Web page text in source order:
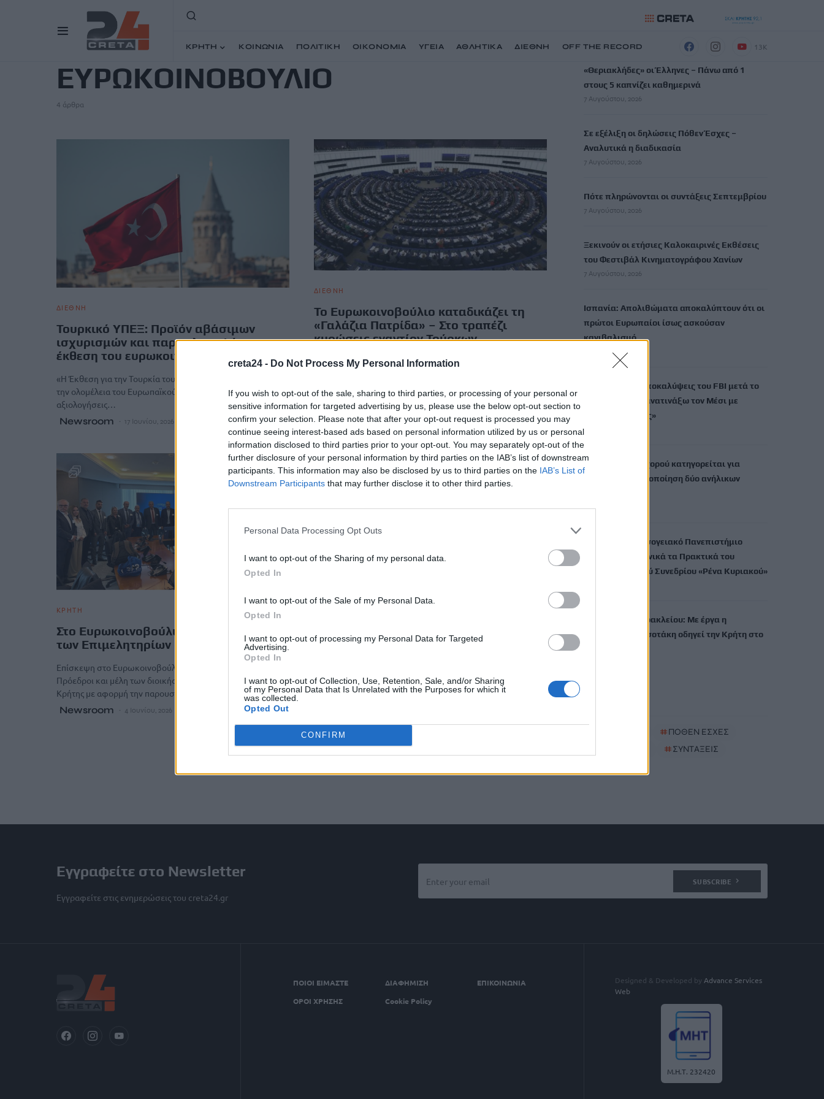
creta24 - Do Not Process My Personal Information
If you wish to opt-out of the sale, sharing to third parties, or processing of your personal or
sensitive information for targeted advertising by us, please use the below opt-out section to
confirm your selection. Please note that after your opt-out request is processed you may
continue seeing interest-based ads based on personal information utilized by us or personal
information disclosed to third parties prior to your opt-out. You may separately opt-out of the
further disclosure of your personal information by third parties on the IAB’s list of downstream
participants. This information may also be disclosed by us to third parties on the IAB’s List of
Downstream Participants that may further disclose it to other third parties.
Personal Data Processing Opt Outs
I want to opt-out of the Sharing of my personal data.
Opted In
I want to opt-out of the Sale of my Personal Data.
Opted In
I want to opt-out of processing my Personal Data for Targeted
Advertising.
Opted In
I want to opt-out of Collection, Use, Retention, Sale, and/or Sharing
of my Personal Data that Is Unrelated with the Purposes for which it
was collected.
Opted Out
CONFIRM
ΚΡΗΤΗ ΚΟΙΝΩΝΙΑ ΠΟΛΙΤΙΚΗ ΟΙΚΟΝΟΜΙΑ ΥΓΕΙΑ ΑΘΛΗΤΙΚΑ ΔΙΕΘΝΗ OFF THE RECORD 13K
ΕΥΡΩΚΟΙΝΟΒΟΥΛΙΟ
4 άρθρα
ΔΙΕΘΝΗ
Τουρκικό ΥΠΕΞ: Προϊόν αβάσιμων
ισχυρισμών και παραπληροφόρησης η
έκθεση του ευρωκοινοβουλίου
«Η Έκθεση για την Τουρκία του 2025, η οποία εγκρίθηκε από
την ολομέλεια του Ευρωπαϊκού Κοινοβουλίου, περιέχει
αξιολογήσεις…
Newsroom 17 Ιουνίου, 2026
ΔΙΕΘΝΗ
Το Ευρωκοινοβούλιο καταδικάζει τη
«Γαλάζια Πατρίδα» – Στο τραπέζι
κυρώσεις εναντίον Τούρκων
ετών για την Τουρκία, το Ευρωκοινοβούλιο καταδικάζει εκ
νέου τις παραβιάσεις κυριαρχικών…
Newsroom 17 Ιουνίου, 2026
ΚΡΗΤΗ
Στο Ευρωκοινοβούλιο οι εκπρόσωποι
των Επιμελητηρίων Κρήτης
Επίσκεψη στο Ευρωκοινοβούλιο πραγματοποίησαν οι
Πρόεδροι και μέλη των διοικήσεων των Επιμελητηρίων
Κρήτης με αφορμή την παρουσία τους…
Newsroom 4 Ιουνίου, 2026
προστασία φορολογουμένων και
Το Ευρωπαϊκό Κοινοβούλιο ενέκρινε την επέκταση του
πεδίου εφαρμογής των κανόνων της ΕΕ περί ομαλής
Newsroom 26 Μαρτίου, 2026
ΡΟΗ ΕΙΔΗΣΕΩΝ
«Θεριακλήδες» οι Έλληνες – Πάνω από 1
στους 5 καπνίζει καθημερινά
7 Αυγούστου, 2026
Σε εξέλιξη οι δηλώσεις Πόθεν Έσχες –
Αναλυτικά η διαδικασία
7 Αυγούστου, 2026
Πότε πληρώνονται οι συντάξεις Σεπτεμβρίου
7 Αυγούστου, 2026
Ξεκινούν οι ετήσιες Καλοκαιρινές Εκθέσεις
του Φεστιβάλ Κινηματογράφου Χανίων
7 Αυγούστου, 2026
Ισπανία: Απολιθώματα αποκαλύπτουν ότι οι
πρώτοι Ευρωπαίοι ίσως ασκούσαν
κανιβαλισμό
7 Αυγούστου, 2026
Σοκαριστικές αποκαλύψεις του FBI μετά το
Μουντιάλ: «Θα ανατινάξω τον Μέσι με
τέσσερις βόμβες»
7 Αυγούστου, 2026
ΗΠΑ: Δασκάλα χορού κατηγορείται για
σεξουαλική κακοποίηση δύο ανήλικων
7 Αυγούστου, 2026
Το Ελληνικό Μεσογειακό Πανεπιστήμιο
εκδίδει ηλεκτρονικά τα Πρακτικά του
Διεπιστημονικού Συνεδρίου «Ρένα Κυριακού»
ΔΕΕΠ (ΝΟΔΕ) Ηρακλείου: Με έργα η
κυβέρνηση Μητσοτάκη οδηγεί την Κρήτη στο
#ΠΟΘΕΝ ΕΣΧΕΣ
#ΣΥΝΤΑΞΕΙΣ
Εγγραφείτε στο Newsletter
Εγγραφείτε στις ενημερώσεις του creta24.gr
SUBSCRIBE
ΠΟΙΟΙ ΕΙΜΑΣΤΕ ΔΙΑΦΗΜΙΣΗ
ΕΠΙΚΟΙΝΩΝΙΑ
ΟΡΟΙ ΧΡΗΣΗΣ
Cookie Policy
Designed & Developed by Advance Services
Web
Μ.Η.Τ. 232420